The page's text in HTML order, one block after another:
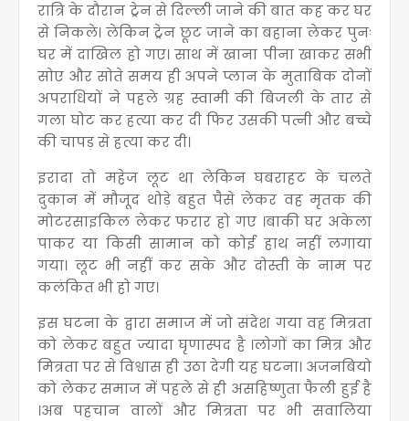
रात्रि के दौरान ट्रेन से दिल्ली जाने की बात कह कर घर
से निकले। लेकिन ट्रेन छूट जाने का बहाना लेकर पुनः
घर में दाखिल हो गए। साथ में खाना पीना खाकर सभी
सोए और सोते समय ही अपने प्लान के मुताबिक दोनों
अपराधियों ने पहले ग्रह स्वामी की बिजली के तार से
गला घोट कर हत्या कर दी फिर उसकी पत्नी और बच्चे
की चापड़ से हत्या कर दी।
इरादा तो महेज लूट था लेकिन घबराहट के चलते
दुकान में मौजूद थोड़े बहुत पैसे लेकर वह मृतक की
मोटरसाइकिल लेकर फरार हो गए ।बाकी घर अकेला
पाकर या किसी सामान को कोई हाथ नहीं लगाया
गया। लूट भी नहीं कर सके और दोस्ती के नाम पर
कलंकित भी हो गए।
इस घटना के द्वारा समाज में जो संदेश गया वह मित्रता
को लेकर बहुत ज्यादा घृणास्पद है ।लोगों का मित्र और
मित्रता पर से विश्वास ही उठा देगी यह घटना। अजनबियो
को लेकर समाज में पहले से ही असहिष्णुता फैली हुई है
।अब पहचान वालों और मित्रता पर भी सवालिया